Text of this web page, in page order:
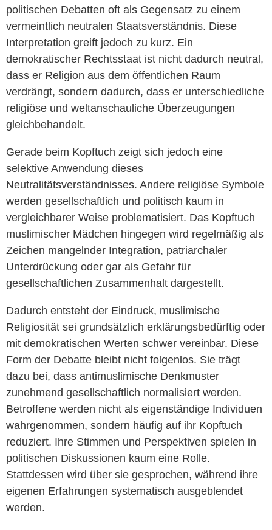
politischen Debatten oft als Gegensatz zu einem
vermeintlich neutralen Staatsverständnis. Diese
Interpretation greift jedoch zu kurz. Ein
demokratischer Rechtsstaat ist nicht dadurch neutral,
dass er Religion aus dem öffentlichen Raum
verdrängt, sondern dadurch, dass er unterschiedliche
religiöse und weltanschauliche Überzeugungen
gleichbehandelt.
Gerade beim Kopftuch zeigt sich jedoch eine
selektive Anwendung dieses
Neutralitätsverständnisses. Andere religiöse Symbole
werden gesellschaftlich und politisch kaum in
vergleichbarer Weise problematisiert. Das Kopftuch
muslimischer Mädchen hingegen wird regelmäßig als
Zeichen mangelnder Integration, patriarchaler
Unterdrückung oder gar als Gefahr für
gesellschaftlichen Zusammenhalt dargestellt.
Dadurch entsteht der Eindruck, muslimische
Religiosität sei grundsätzlich erklärungsbedürftig oder
mit demokratischen Werten schwer vereinbar. Diese
Form der Debatte bleibt nicht folgenlos. Sie trägt
dazu bei, dass antimuslimische Denkmuster
zunehmend gesellschaftlich normalisiert werden.
Betroffene werden nicht als eigenständige Individuen
wahrgenommen, sondern häufig auf ihr Kopftuch
reduziert. Ihre Stimmen und Perspektiven spielen in
politischen Diskussionen kaum eine Rolle.
Stattdessen wird über sie gesprochen, während ihre
eigenen Erfahrungen systematisch ausgeblendet
werden.